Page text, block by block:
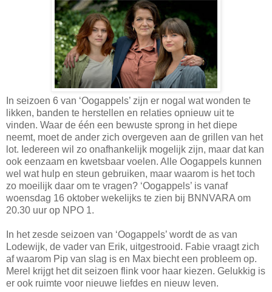
In seizoen 6 van ‘Oogappels’ zijn er nogal wat wonden te
likken, banden te herstellen en relaties opnieuw uit te
vinden. Waar de één een bewuste sprong in het diepe
neemt, moet de ander zich overgeven aan de grillen van het
lot. Iedereen wil zo onafhankelijk mogelijk zijn, maar dat kan
ook eenzaam en kwetsbaar voelen. Alle Oogappels kunnen
wel wat hulp en steun gebruiken, maar waarom is het toch
zo moeilijk daar om te vragen? ‘Oogappels’ is vanaf
woensdag 16 oktober wekelijks te zien bij BNNVARA om
20.30 uur op NPO 1.
In het zesde seizoen van ‘Oogappels’ wordt de as van
Lodewijk, de vader van Erik, uitgestrooid. Fabie vraagt zich
af waarom Pip van slag is en Max biecht een probleem op.
Merel krijgt het dit seizoen flink voor haar kiezen. Gelukkig is
er ook ruimte voor nieuwe liefdes en nieuw leven.